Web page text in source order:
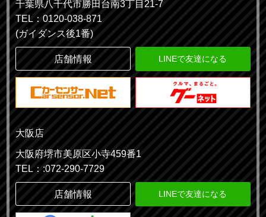
千葉県八千代市勝田台南3丁目21-7
TEL：0120-038-871
(ガイダンス後1番)
店舗情報 LINEで友達になる
大阪店
大阪府堺市美原区小寺459番1
TEL：:072-290-7729
店舗情報 LINEで友達になる